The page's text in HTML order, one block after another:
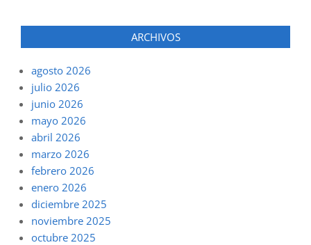
ARCHIVOS
agosto 2026
julio 2026
junio 2026
mayo 2026
abril 2026
marzo 2026
febrero 2026
enero 2026
diciembre 2025
noviembre 2025
octubre 2025